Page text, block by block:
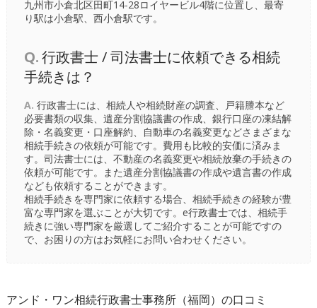
九州市小倉北区田町14-28ロイヤービル4階に位置し、最寄
り駅は小倉駅、 西小倉駅です。
Q.行政書士 / 司法書士に依頼できる相続
手続きは？
A. 行政書士には、相続人や相続財産の調査、戸籍謄本など
必要書類の収集、遺産分割協議書の作成、銀行口座の凍結解
除・名義変更・口座解約、自動車の名義変更などさまざまな
相続手続きの依頼が可能です。費用も比較的安価に済みま
す。司法書士には、不動産の名義変更や相続放棄の手続きの
依頼が可能です。また遺産分割協議書の作成や遺言書の作成
なども依頼することができます。
相続手続きを専門家に依頼する場合、相続手続きの経験が豊
富な専門家を選ぶことが大切です。e行政書士では、相続手
続きに強い専門家を厳選してご紹介することが可能ですの
で、お困りの方はお気軽にお問い合わせください。
アンド・ワン相続行政書士事務所（福岡）の口コミ